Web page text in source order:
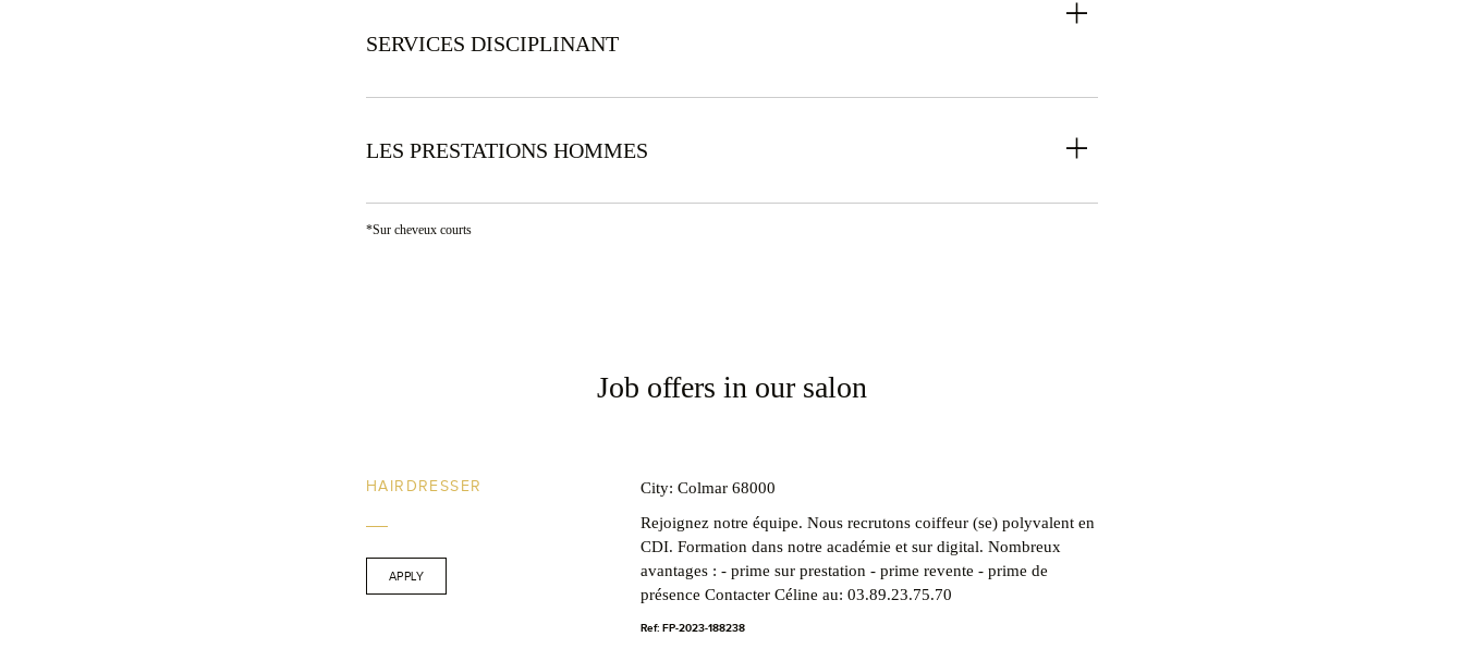
SERVICES DISCIPLINANT
LES PRESTATIONS HOMMES
*Sur cheveux courts
Job offers in our salon
HAIRDRESSER
APPLY
City: Colmar 68000
Rejoignez notre équipe. Nous recrutons coiffeur (se) polyvalent en
CDI. Formation dans notre académie et sur digital. Nombreux
avantages : - prime sur prestation - prime revente - prime de
présence Contacter Céline au: 03.89.23.75.70
Ref: FP-2023-188238